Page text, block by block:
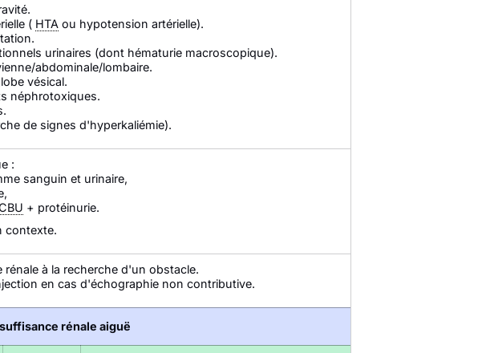
( HTA ou hypotension artérielle).
urinaires (dont hématurie macroscopique).
abdominale/lombaire.
vésical.
néphrotoxiques.
de signes d'hyperkaliémie).
:
sanguin et urinaire,
+ protéinurie.
contexte.
rénale à la recherche d'un obstacle.
en cas d'échographie non contributive.
rénale aiguë